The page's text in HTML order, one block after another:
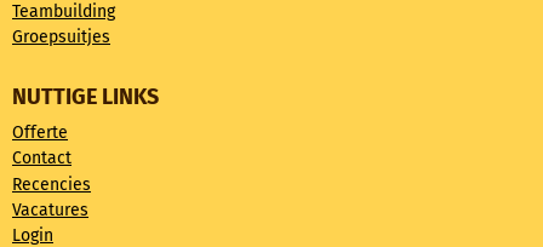
Teambuilding
Groepsuitjes
NUTTIGE LINKS
Offerte
Contact
Recencies
Vacatures
Login